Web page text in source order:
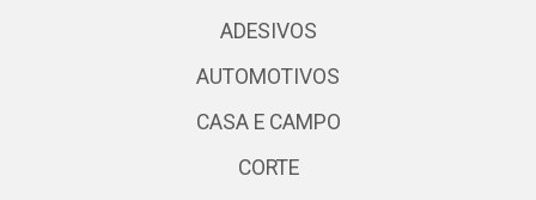
ADESIVOS
AUTOMOTIVOS
CASA E CAMPO
CORTE